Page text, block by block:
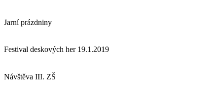
Jarní prázdniny
Festival deskových her 19.1.2019
Návštěva III. ZŠ